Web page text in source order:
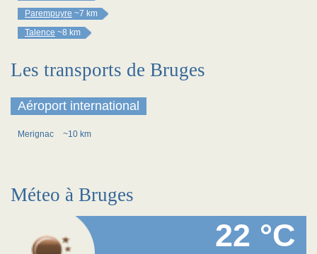
Parempuyre ~7 km
Talence ~8 km
Les transports de Bruges
Aéroport international
Merignac ~10 km
Méteo à Bruges
22 °C